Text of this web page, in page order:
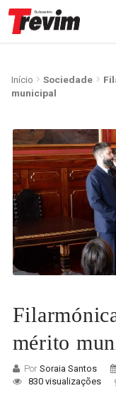
Início Sociedade
municipal
mérito
Por Soraia Santos
830 visualizações